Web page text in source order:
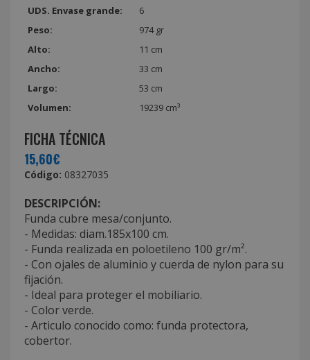
UDS. Envase grande:
6
Peso:
974 gr
Alto:
11 cm
Ancho:
33 cm
Largo:
53 cm
Volumen:
19239 cm³
FICHA TÉCNICA
15,60€
Código: 08327035
DESCRIPCIÓN:
Funda cubre mesa/conjunto.
- Medidas: diam.185x100 cm.
- Funda realizada en poloetileno 100 gr/m².
- Con ojales de aluminio y cuerda de nylon para su
fijación.
- Ideal para proteger el mobiliario.
- Color verde.
- Articulo conocido como: funda protectora,
cobertor.